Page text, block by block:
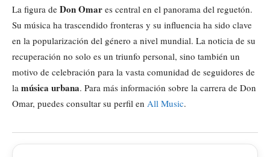
La figura de Don Omar es central en el panorama del reguetón.
Su música ha trascendido fronteras y su influencia ha sido clave
en la popularización del género a nivel mundial. La noticia de su
recuperación no solo es un triunfo personal, sino también un
motivo de celebración para la vasta comunidad de seguidores de
la música urbana. Para más información sobre la carrera de Don
Omar, puedes consultar su perfil en All Music.